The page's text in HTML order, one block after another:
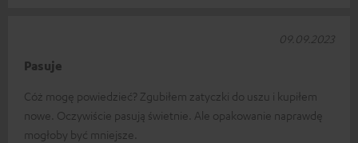
Pasuje
Cóż mogę powiedzieć? Zgubiłem zatyczki do uszu i kupiłem
nowe. Oczywiście pasują świetnie. Ale opakowanie naprawdę
mogłoby być mniejsze.
09.09.2023